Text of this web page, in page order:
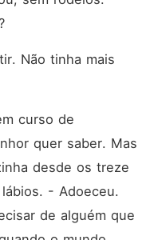
Não tinha mais
curso de
quer saber. Mas
desde os treze
- Adoeceu.
de alguém que